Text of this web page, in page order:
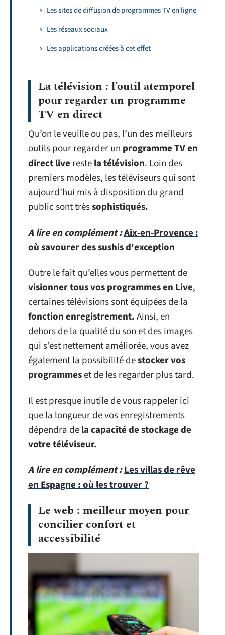
Les sites de diffusion de programmes TV en ligne
Les réseaux sociaux
Les applications créées à cet effet
La télévision : l’outil atemporel
pour regarder un programme
TV en direct
Qu’on le veuille ou pas, l’un des meilleurs
outils pour regarder un programme TV en
direct liverestela télévision. Loin des
premiers modèles, les téléviseurs qui sont
aujourd’hui mis à disposition du grand
public sont trèssophistiqués.
A lire en complément :Aix-en-Provence :
où savourer des sushis d'exception
Outre le fait qu’elles vous permettent de
visionner tous vos programmes en Live,
certaines télévisions sont équipées de la
fonction enregistrement.Ainsi, en
dehors de la qualité du son et des images
qui s’est nettement améliorée, vous avez
également la possibilité destocker vos
programmeset de les regarder plus tard.
Il est presque inutile de vous rappeler ici
que la longueur de vos enregistrements
dépendra dela capacité de stockage de
votre téléviseur.
A lire en complément :Les villas de rêve
en Espagne : où les trouver ?
Le web : meilleur moyen pour
concilier confort et
accessibilité